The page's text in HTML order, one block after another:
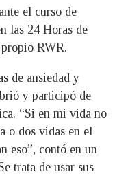
el curso de
las 24 Horas de
RWR.
de ansiedad y
y participó de
“Si en mi vida no
o dos vidas en el
eso”, contó en un
trata de usar sus